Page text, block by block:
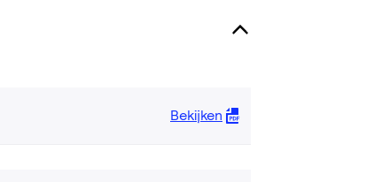
Bekijken